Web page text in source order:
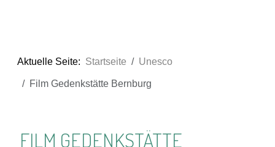
Aktuelle Seite: Startseite Unesco
Film Gedenkstätte Bernburg
FILM GEDENKSTÄTTE